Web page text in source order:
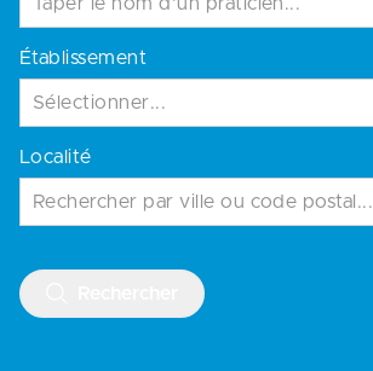
Établissement
Sélectionner...
Localité
Rechercher par ville ou code postal...